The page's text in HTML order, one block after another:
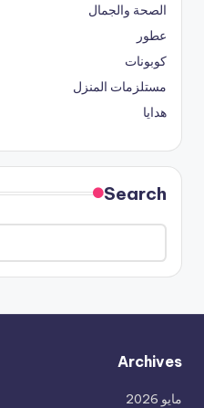
الصحة والجمال
عطور
كوبونات
مستلزمات المنزل
هدايا
Search
Archives
مايو 2026